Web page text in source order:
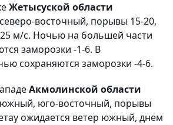
Жетысуской области
восточный, порывы 15-20,
м/с. Ночью на большей части
заморозки -1-6. В
сохраняются заморозки -4-6.
Акмолинской области
южный, юго-восточный, порывы
ожидается ветер южный, днем